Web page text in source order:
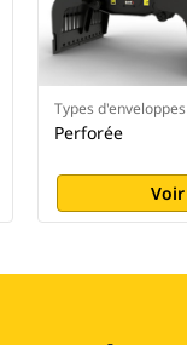
Types
Perforée